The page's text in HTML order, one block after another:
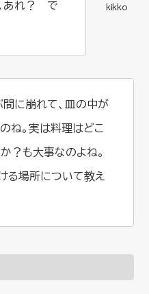
あれ？ で
に崩れて、皿の中が
ね。実は料理はどこ
？も大事なのよね。
る場所について教え